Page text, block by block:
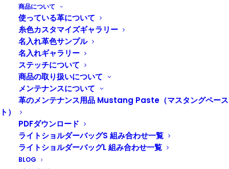
商品について
使っている革について
糸色カスタマイズギャラリー
名入れ革色サンプル
名入れギャラリー
ステッチについて
商品の取り扱いについて
メンテナンスについて
革のメンテナンス用品 Mustang Paste（マスタングペース
ト）
PDFダウンロード
ライトショルダーバッグS 組み合わせ一覧
ライトショルダーバッグL 組み合わせ一覧
BLOG
糸島のDURAM FACTORY SHOPからのお知らせです。
2016年10月22日（土）はまことに勝手ながら
臨時休業とさせていただきます。
なお木の葉モール店は通常営業となります。
ご不便をおかけいたしますが宜しくお願いいたします。